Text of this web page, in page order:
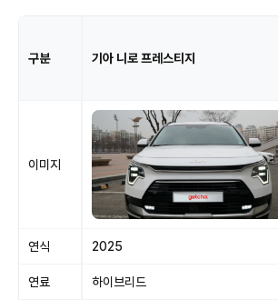
구분 기아 니로 프레스티지
이미지
연식 2025
연료 하이브리드